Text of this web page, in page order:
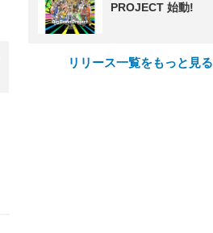
PROJECT 始動!
リリース一覧をもっと見る